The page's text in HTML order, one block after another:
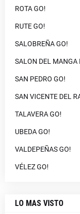
ROTA GO!
RUTE GO!
SALOBREÑA GO!
SALON DEL MANGA
SAN PEDRO GO!
SAN VICENTE DEL
TALAVERA GO!
UBEDA GO!
VALDEPEÑAS GO!
VÉLEZ GO!
LO MAS VISTO